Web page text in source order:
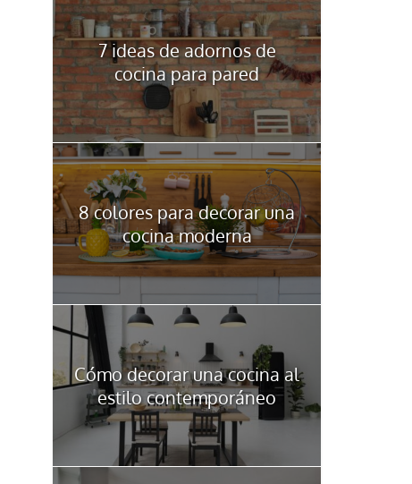
7 ideas de adornos de
cocina para pared
8 colores para decorar una
cocina moderna
Cómo decorar una cocina al
estilo contemporáneo